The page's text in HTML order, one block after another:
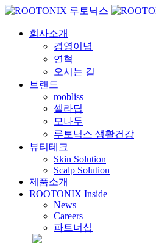
회사소개
경영이념
연혁
오시는 길
브랜드
roobliss
셀라딥
모나두
루토닉스 생활건강
뷰티테크
Skin Solution
Scalp Solution
제품소개
ROOTONIX Inside
News
Careers
파트너십